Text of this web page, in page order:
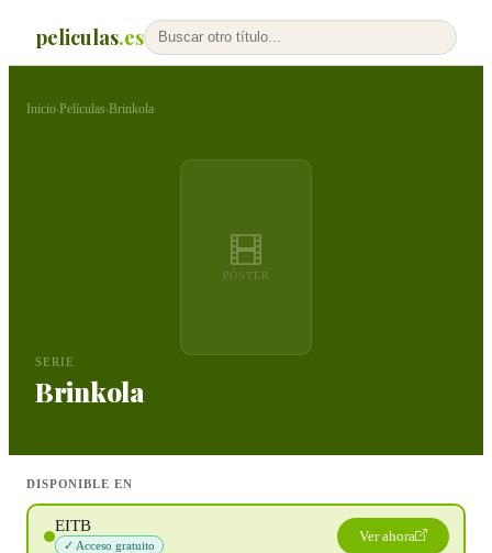
peliculas.es
Inicio›Películas›Brinkola
PÓSTER
SERIE
Brinkola
DISPONIBLE EN
EITB
✓ Acceso gratuito
Ver ahora